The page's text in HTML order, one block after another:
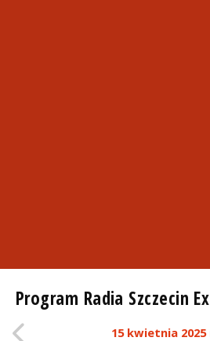
Program Radia Szczecin
15 kwietnia